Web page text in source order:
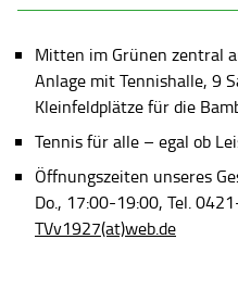
Mitten im Grünen zentral
Anlage mit Tennishalle, 9
Kleinfeldplätze für die
Tennis für alle – egal ob
Öffnungszeiten unseres
Do., 17:00-19:00, Tel.
TVv1927(at)web.de